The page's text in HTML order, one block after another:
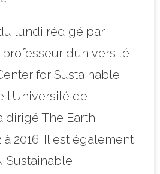
lundi rédigé par
d’université
for Sustainable
l’Université de
dirigé The Earth
2016. Il est également
Sustainable